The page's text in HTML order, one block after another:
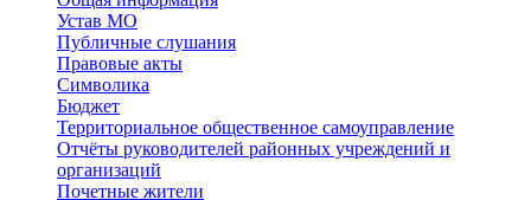
Устав МО
Публичные слушания
Правовые акты
Символика
Бюджет
Территориальное общественное самоуправление
Отчёты руководителей районных учреждений и
организаций
Почетные жители